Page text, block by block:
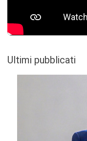
Ultimi pubblicati